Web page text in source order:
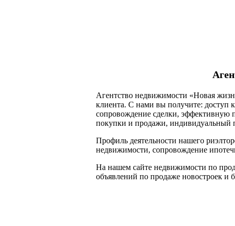
Агентство недвижимости «Новая
клиента. С нами вы получите: доступ
сопровождение сделки, эффективную
покупки и продажи, индивидуальный
Профиль деятельности нашего
недвижимости, сопровождение
На нашем сайте недвижимости по
объявлений по продаже новостроек и